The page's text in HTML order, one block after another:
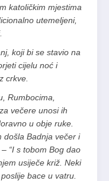
katoličkim mjestima
utemeljeni,
koji bi se stavio na
cijelu noć i
crkve.
Rumbocima,
večere unosi ih
u obje ruke.
došla Badnja večer i
“I s tobom Bog dao
usiječe križ. Neki
bace u vatru.